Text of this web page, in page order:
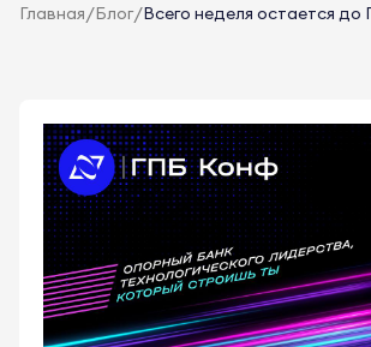
Главная/Блог/Всего неделя остается